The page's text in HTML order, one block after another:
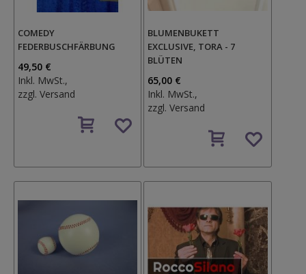
COMEDY
FEDERBUSCHFÄRBUNG
49,50 €
Inkl. MwSt.,
zzgl. Versand
den
BLUMENBUKETT
EXCLUSIVE, TORA - 7
BLÜTEN
65,00 €
Inkl. MwSt.,
zzgl.Versand
den